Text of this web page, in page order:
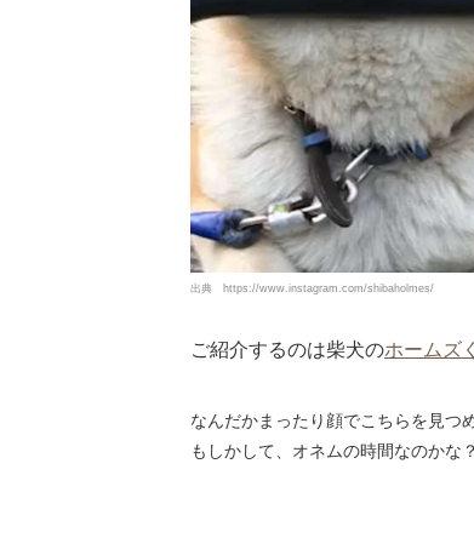
出典 https://www.instagram.com/shibaholmes/
ご紹介するのは柴犬のホームズ
なんだかまったり顔でこちらを見つ
もしかして、オネムの時間なのかな？